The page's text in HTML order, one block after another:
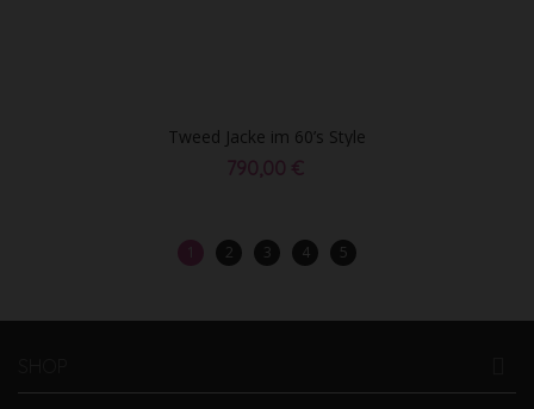
Tweed Jacke im 60’s Style
790,00 €
2 3 4 5